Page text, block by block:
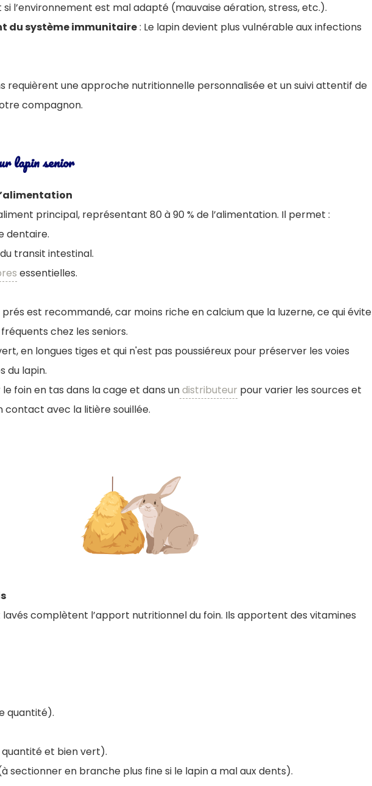
l’environnement est mal adapté (mauvaise aération, stress, etc.).
du système immunitaire: Le lapin devient plus vulnérable aux infections
requièrent une approche nutritionnelle personnalisée et un suivi attentif de
compagnon.
lapin senior
l’alimentation
principal, représentant 80 à 90 % de l’alimentation. Il permet :
dentaire.
transit intestinal.
essentielles.
prés est recommandé, car moins riche en calcium que la luzerne, ce qui évite
chez les seniors.
en longues tiges et qui n'est pas poussiéreux pour préserver les voies
du lapin.
foin en tas dans la cage et dans undistributeur pour varier les sources et
contact avec la litière souillée.
lavés complètent l’apport nutritionnel du foin. Ils apportent des vitamines
quantité).
et bien vert).
sectionner en branche plus fine si le lapin a mal aux dents).